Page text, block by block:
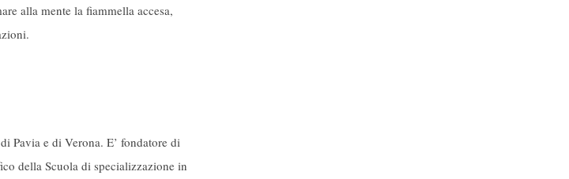
alla mente la fiammella accesa,
Pavia e di Verona. E’ fondatore di
della Scuola di specializzazione in